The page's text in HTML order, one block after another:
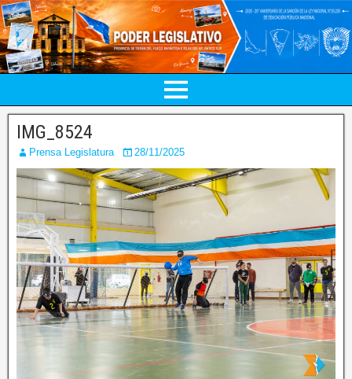
IMG_8524
Prensa Legislatura 28/11/2025